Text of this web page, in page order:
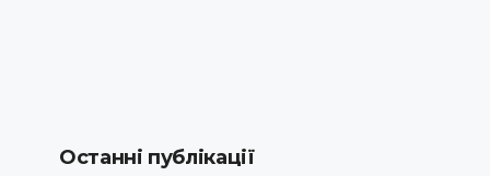
Останні публікації